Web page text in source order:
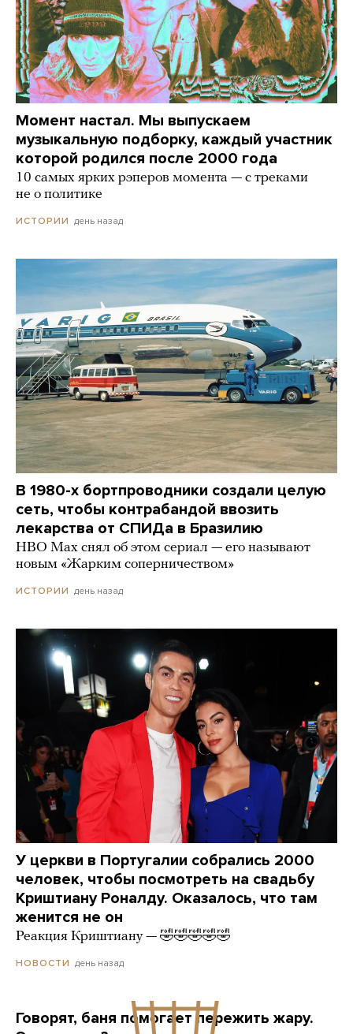
Момент настал. Мы выпускаем
музыкальную подборку, каждый участник
которой родился после 2000 года
10 самых ярких рэперов момента — с треками
не о политике
ИСТОРИИ день назад
В 1980-х бортпроводники создали целую
сеть, чтобы контрабандой ввозить
лекарства от СПИДа в Бразилию
HBO Max снял об этом сериал — его называют
новым «Жарким соперничеством»
ИСТОРИИ день назад
У церкви в Португалии собрались 2000
человек, чтобы посмотреть на свадьбу
Криштиану Роналду. Оказалось, что там
женится не он
Реакция Криштиану — 🤣🤣🤣🤣🤣
НОВОСТИ день назад
Говорят, баня помогает пережить жару.